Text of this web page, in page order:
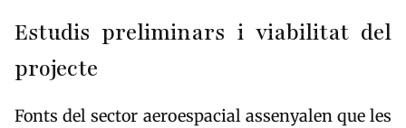
Estudis preliminars i viabilitat del
projecte
Fonts del sector aeroespacial assenyalen que les